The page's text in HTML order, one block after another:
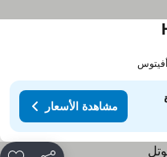
مشاهدة الأسعار
مشاهدة الأسعار